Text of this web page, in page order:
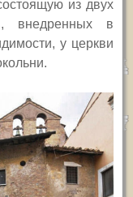
из двух
внедренных в
у церкви